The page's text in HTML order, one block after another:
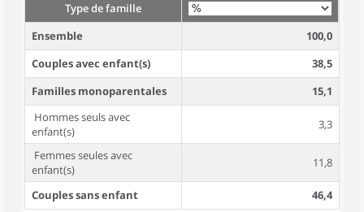
Type de famille
Ensemble
100,0
Couples avec enfant(s)
38,5
Familles monoparentales
15,1
Hommes seuls avec
enfant(s)
3,3
Femmes seules avec
enfant(s)
11,8
Couples sans enfant
46,4